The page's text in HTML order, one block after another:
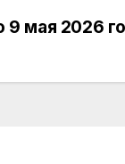
9 мая 2026